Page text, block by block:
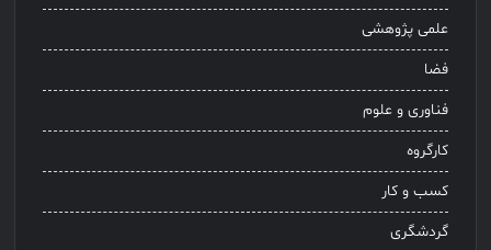
علمی پژوهشی
فضا
فناوری و علوم
کارگروه
کسب و کار
گردشگری